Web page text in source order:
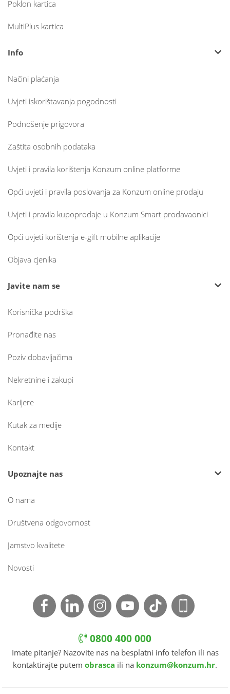
Poklon kartica
MultiPlus kartica
Info
Načini plaćanja
Uvjeti iskorištavanja pogodnosti
Podnošenje prigovora
Zaštita osobnih podataka
Uvjeti i pravila korištenja Konzum online platforme
Opći uvjeti i pravila poslovanja za Konzum online prodaju
Uvjeti i pravila kupoprodaje u Konzum Smart prodavaonici
Opći uvjeti korištenja e-gift mobilne aplikacije
Objava cjenika
Javite nam se
Korisnička podrška
Pronađite nas
Poziv dobavljačima
Nekretnine i zakupi
Karijere
Kutak za medije
Kontakt
Upoznajte nas
O nama
Društvena odgovornost
Jamstvo kvalitete
Novosti
0800 400 000
Imate pitanje? Nazovite nas na besplatni info telefon ili nas
kontaktirajte putem obrasca ili na konzum@konzum.hr.